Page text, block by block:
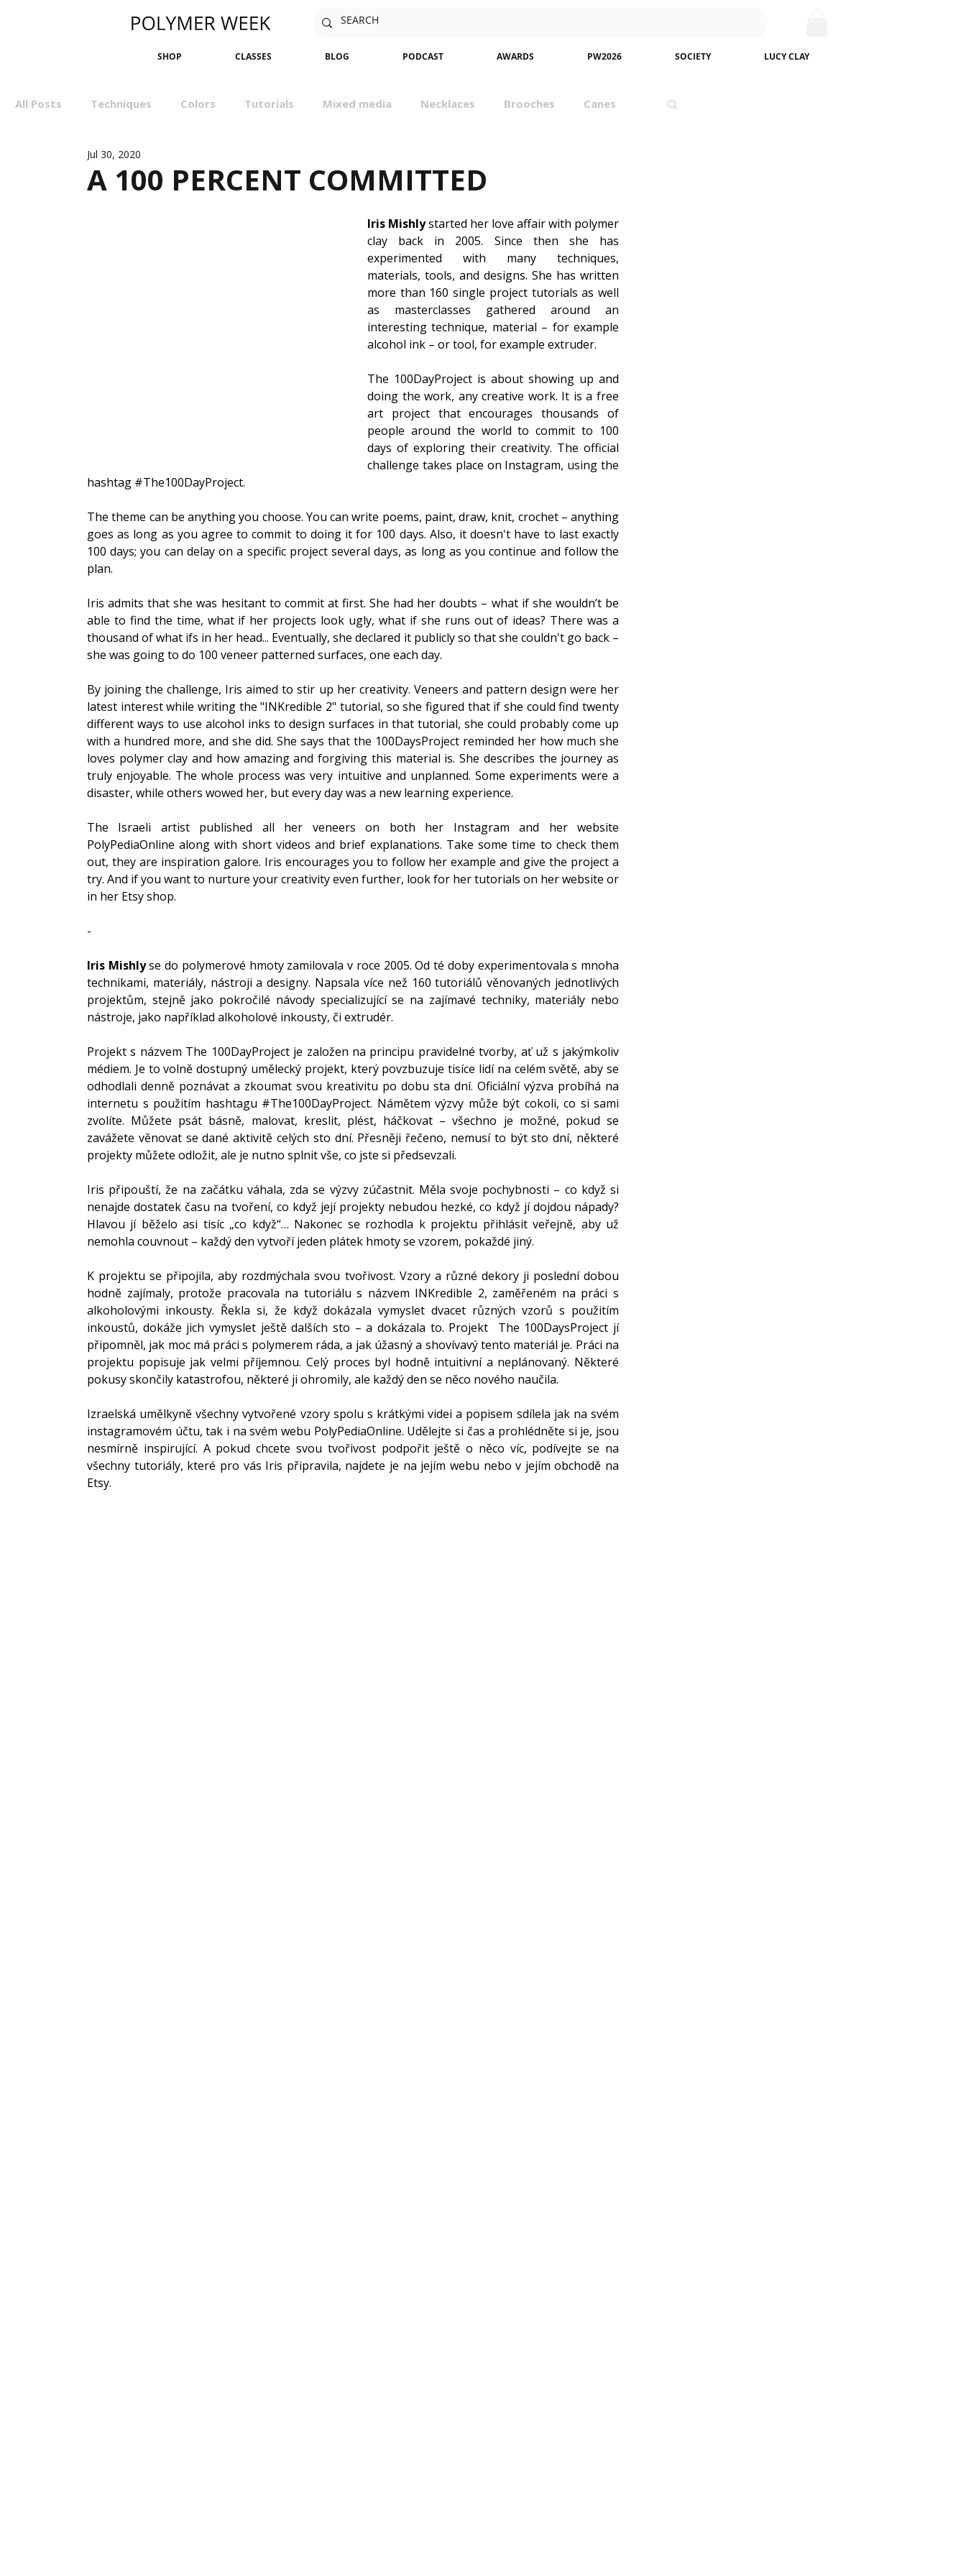
SHOP CLASSES BLOG PODCAST AWARDS PW2026 SOCIETY LUCY CLAY
All Posts Techniques Colors Tutorials Mixed media Necklaces Brooches Canes
Sculpting Bangles
A 100 PERCENT COMMITTED
Jul 30, 2020
Iris Mishly started her love affair with polymer
clay back in 2005. Since then she has
experimented with many techniques,
materials, tools, and designs. She has written
more than 160 single project tutorials as well
as masterclasses gathered around an
interesting technique, material – for example
alcohol ink – or tool, for example extruder.
The 100DayProject is about showing up and
doing the work, any creative work. It is a free
art project that encourages thousands of
people around the world to commit to 100
days of exploring their creativity. The official
challenge takes place on Instagram, using the
hashtag #The100DayProject.
The theme can be anything you choose. You can write poems, paint, draw, knit, crochet – anything
goes as long as you agree to commit to doing it for 100 days. Also, it doesn't have to last exactly
100 days; you can delay on a specific project several days, as long as you continue and follow the
plan.
Iris admits that she was hesitant to commit at first. She had her doubts – what if she wouldn’t be
able to find the time, what if her projects look ugly, what if she runs out of ideas? There was a
thousand of what ifs in her head... Eventually, she declared it publicly so that she couldn't go back –
she was going to do 100 veneer patterned surfaces, one each day.
By joining the challenge, Iris aimed to stir up her creativity. Veneers and pattern design were her
latest interest while writing the "INKredible 2" tutorial, so she figured that if she could find twenty
different ways to use alcohol inks to design surfaces in that tutorial, she could probably come up
with a hundred more, and she did. She says that the 100DaysProject reminded her how much she
loves polymer clay and how amazing and forgiving this material is. She describes the journey as
truly enjoyable. The whole process was very intuitive and unplanned. Some experiments were a
disaster, while others wowed her, but every day was a new learning experience.
The Israeli artist published all her veneers on both her Instagram and her website
PolyPediaOnline along with short videos and brief explanations. Take some time to check them
out, they are inspiration galore. Iris encourages you to follow her example and give the project a
try. And if you want to nurture your creativity even further, look for her tutorials on her website or
in her Etsy shop.
-
Iris Mishly se do polymerové hmoty zamilovala v roce 2005. Od té doby experimentovala s mnoha
technikami, materiály, nástroji a designy. Napsala více než 160 tutoriálů věnovaných jednotlivých
projektům, stejně jako pokročilé návody specializující se na zajímavé techniky, materiály nebo
nástroje, jako například alkoholové inkousty, či extrudér.
Projekt s názvem The 100DayProject je založen na principu pravidelné tvorby, ať už s jakýmkoliv
médiem. Je to volně dostupný umělecký projekt, který povzbuzuje tisíce lidí na celém světě, aby se
odhodlali denně poznávat a zkoumat svou kreativitu po dobu sta dní. Oficiální výzva probíhá na
internetu s použitím hashtagu #The100DayProject. Námětem výzvy může být cokoli, co si sami
zvolíte. Můžete psát básně, malovat, kreslit, plést, háčkovat – všechno je možné, pokud se
zavážete věnovat se dané aktivitě celých sto dní. Přesněji řečeno, nemusí to být sto dní, některé
projekty můžete odložit, ale je nutno splnit vše, co jste si předsevzali.
Iris připouští, že na začátku váhala, zda se výzvy zúčastnit. Měla svoje pochybnosti – co když si
nenajde dostatek času na tvoření, co když její projekty nebudou hezké, co když jí dojdou nápady?
Hlavou jí běželo asi tisíc „co když“… Nakonec se rozhodla k projektu přihlásit veřejně, aby už
nemohla couvnout – každý den vytvoří jeden plátek hmoty se vzorem, pokaždé jiný.
K projektu se připojila, aby rozdmýchala svou tvořivost. Vzory a různé dekory ji poslední dobou
hodně zajímaly, protože pracovala na tutoriálu s názvem INKredible 2, zaměřeném na práci s
alkoholovými inkousty. Řekla si, že když dokázala vymyslet dvacet různých vzorů s použitím
inkoustů, dokáže jich vymyslet ještě dalších sto – a dokázala to. Projekt  The 100DaysProject jí
připomněl, jak moc má práci s polymerem ráda, a jak úžasný a shovívavý tento materiál je. Práci na
projektu popisuje jak velmi příjemnou. Celý proces byl hodně intuitivní a neplánovaný. Některé
pokusy skončily katastrofou, některé ji ohromily, ale každý den se něco nového naučila.
Izraelská umělkyně všechny vytvořené vzory spolu s krátkými videi a popisem sdílela jak na svém
instagramovém účtu, tak i na svém webu PolyPediaOnline. Udělejte si čas a prohlédněte si je, jsou
nesmírně inspirující. A pokud chcete svou tvořivost podpořit ještě o něco víc, podívejte se na
všechny tutoriály, které pro vás Iris připravila, najdete je na jejím webu nebo v jejím obchodě na
Etsy.